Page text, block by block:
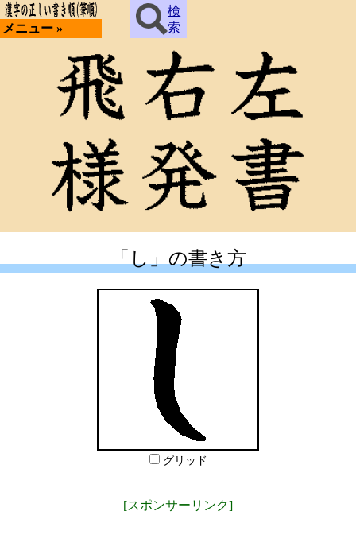
メニュー »
検
索
「し」の書き方
グリッド
[スポンサーリンク]